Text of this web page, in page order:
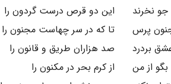
جو نخرند
این دو قرص درست گردون را
پرس
تا که در سر چهاست مجنون را
بردرد
صد هزاران طریق و قانون را
از من
از کرم بحر در مکنون را